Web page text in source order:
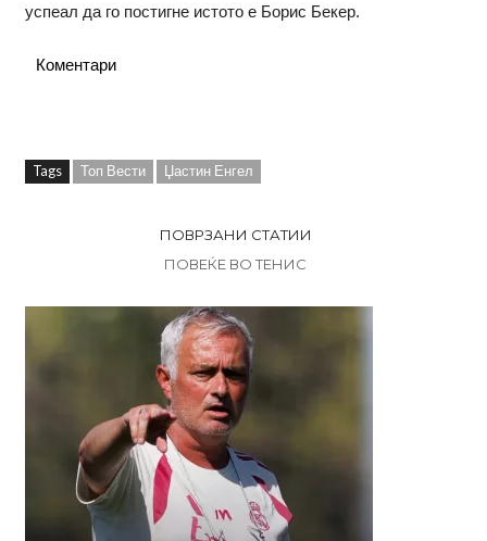
успеал да го постигне истото е Борис Бекер.
Коментари
Tags Топ Вести Џастин Енгел
ПОВРЗАНИ СТАТИИ
ПОВЕЌЕ ВО ТЕНИС